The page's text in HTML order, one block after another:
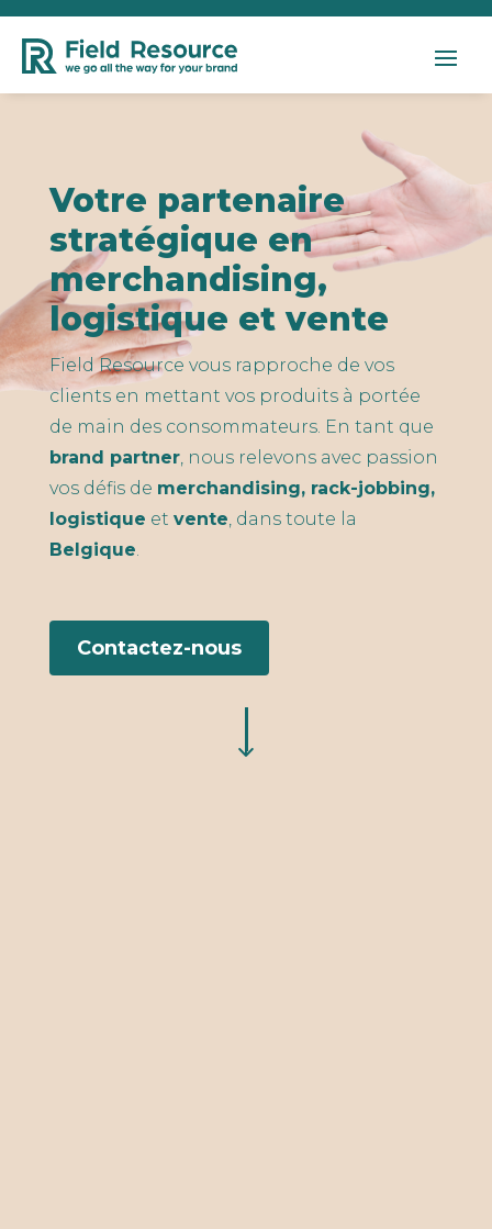
Votre partenaire
stratégique en
merchandising,
logistique et vente
Field Resource vous rapproche de vos
clients en mettant vos produits à portée
de main des consommateurs. En tant que
brand partner, nous relevons avec passion
vos défis de merchandising, rack-jobbing,
logistique et vente, dans toute la
Belgique.
Contactez-nous
"